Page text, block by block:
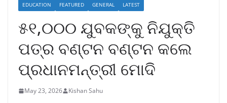
EDUCATION FEATURED GENERAL LATEST
୫୧,୦୦୦ ଯୁବକଙ୍କୁ ନିଯୁକ୍ତି
ପତ୍ର ବଣ୍ଟନ ବଣ୍ଟନ କଲେ
ପ୍ରଧାନମନ୍ତ୍ରୀ ମୋଦି
May 23, 2026 Kishan Sahu